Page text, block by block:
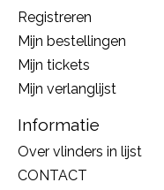
Registreren
Mijn bestellingen
Mijn tickets
Mijn verlanglijst
Informatie
Over vlinders in lijst
CONTACT